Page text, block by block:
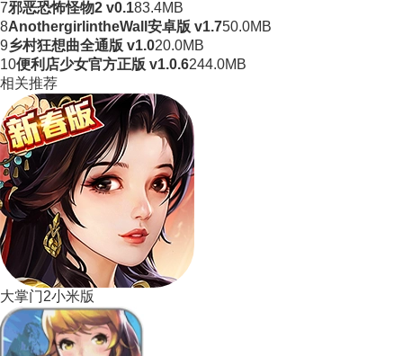
7邪恶恐怖怪物2 v0.183.4MB
8AnothergirlintheWall安卓版 v1.750.0MB
9乡村狂想曲全通版 v1.020.0MB
10便利店少女官方正版 v1.0.6244.0MB
相关推荐
大掌门2小米版